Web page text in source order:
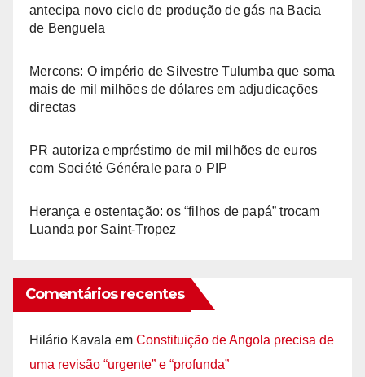
antecipa novo ciclo de produção de gás na Bacia
de Benguela
Mercons: O império de Silvestre Tulumba que soma
mais de mil milhões de dólares em adjudicações
directas
PR autoriza empréstimo de mil milhões de euros
com Société Générale para o PIP
Herança e ostentação: os “filhos de papá” trocam
Luanda por Saint-Tropez
Comentários recentes
Hilário Kavala em Constituição de Angola precisa de
uma revisão “urgente” e “profunda”